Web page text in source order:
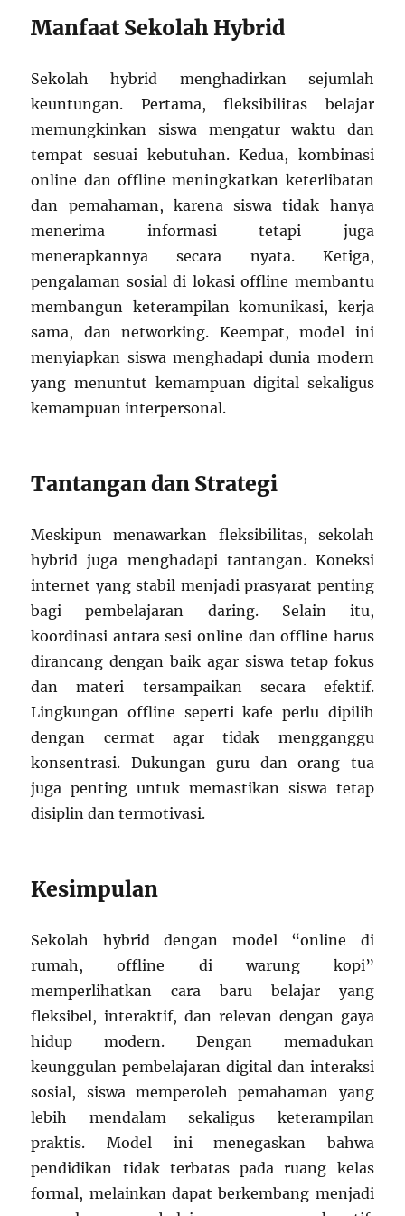
Manfaat Sekolah Hybrid
Sekolah hybrid menghadirkan sejumlah
keuntungan. Pertama, fleksibilitas belajar
memungkinkan siswa mengatur waktu dan
tempat sesuai kebutuhan. Kedua, kombinasi
online dan offline meningkatkan keterlibatan
dan pemahaman, karena siswa tidak hanya
menerima informasi tetapi juga
menerapkannya secara nyata. Ketiga,
pengalaman sosial di lokasi offline membantu
membangun keterampilan komunikasi, kerja
sama, dan networking. Keempat, model ini
menyiapkan siswa menghadapi dunia modern
yang menuntut kemampuan digital sekaligus
kemampuan interpersonal.
Tantangan dan Strategi
Meskipun menawarkan fleksibilitas, sekolah
hybrid juga menghadapi tantangan. Koneksi
internet yang stabil menjadi prasyarat penting
bagi pembelajaran daring. Selain itu,
koordinasi antara sesi online dan offline harus
dirancang dengan baik agar siswa tetap fokus
dan materi tersampaikan secara efektif.
Lingkungan offline seperti kafe perlu dipilih
dengan cermat agar tidak mengganggu
konsentrasi. Dukungan guru dan orang tua
juga penting untuk memastikan siswa tetap
disiplin dan termotivasi.
Kesimpulan
Sekolah hybrid dengan model “online di
rumah, offline di warung kopi”
memperlihatkan cara baru belajar yang
fleksibel, interaktif, dan relevan dengan gaya
hidup modern. Dengan memadukan
keunggulan pembelajaran digital dan interaksi
sosial, siswa memperoleh pemahaman yang
lebih mendalam sekaligus keterampilan
praktis. Model ini menegaskan bahwa
pendidikan tidak terbatas pada ruang kelas
formal, melainkan dapat berkembang menjadi